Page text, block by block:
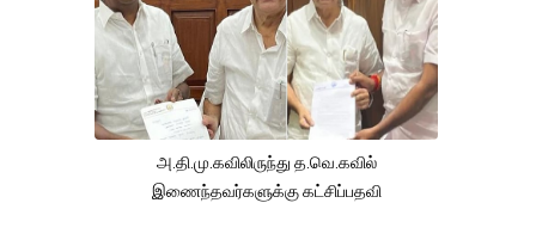
அ.தி.மு.கவிலிருந்து த.வெ.கவில்
இணைந்தவர்களுக்கு கட்சிப்பதவி